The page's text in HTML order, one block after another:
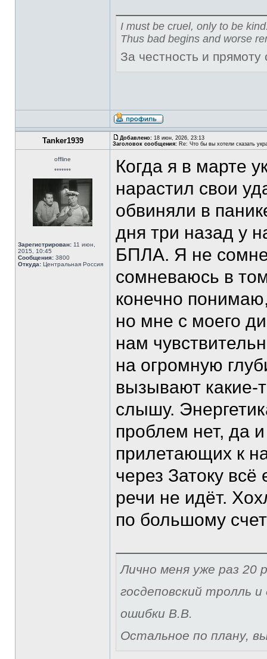
I must be cruel, only to be
Thus bad begins and worse
За честность и
Tanker1939 Добавлено: 18 июн, 2026, 23:13
Заголовок сообщения: Re: Что бы вы хотели сказать
offline
*******
Зарегистрирован: 11 июн,
2015, 10:45
Сообщения: 3800
Откуда: Центральная Россия
Когда я в марте
нарастил свои
обвиняли в
дня три назад у
БПЛА. Я не
сомневаюсь в
конечно
но мне с моего
нам
на огромную
вызывают какие-
слышу.
проблем нет, да
прилетающих к
через Затоку
речи не идёт.
по большому
Лично меня уже раз 20
госдеповский тролль
ошибки В.В.
Остальное по плану,